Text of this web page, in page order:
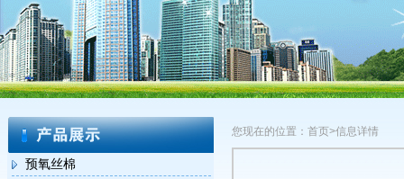
预氧丝棉
您现在的位置：首页>信息详情